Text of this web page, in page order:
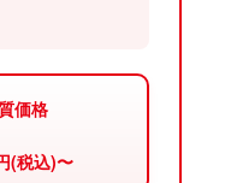
価格
(税込)〜